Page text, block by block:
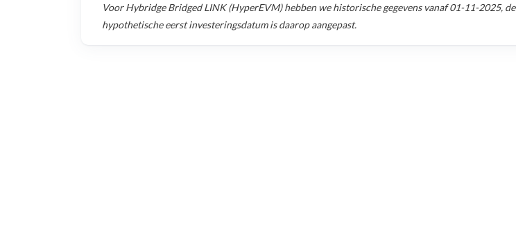
VoorHybridge Bridged LINK (HyperEVM)hebben we historische gegevens vanaf01-11-2025, de
hypothetische eerst investeringsdatum is daarop aangepast.